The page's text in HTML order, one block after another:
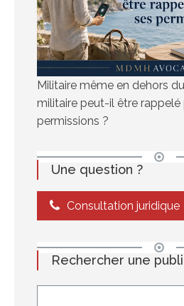
Militaire même en dehors
militaire peut-il être rappelé
permissions ?
Une question ?
Consultation juridique
Rechercher une